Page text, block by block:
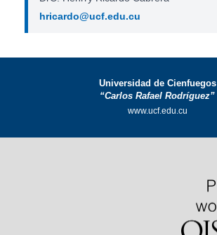
hricardo@ucf.edu.cu
Universidad de Cienfuegos
“Carlos Rafael Rodríguez”
www.ucf.edu.cu